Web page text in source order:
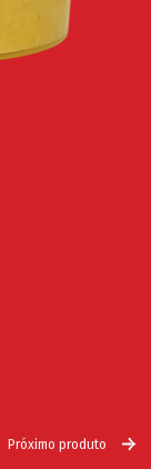
Próximo produto